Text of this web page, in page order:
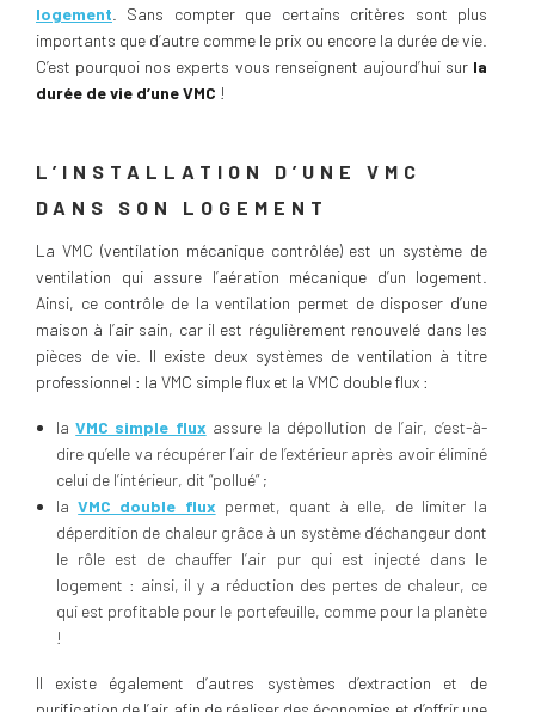
logement . Sans compter que certains critères sont plus
importants que d’autre comme le prix ou encore la durée de vie.
C’est pourquoi nos experts vous renseignent aujourd’hui sur la
durée de vie d’une VMC !
L’INSTALLATION D’UNE VMC
DANS SON LOGEMENT
La VMC (ventilation mécanique contrôlée) est un système de
ventilation qui assure l’aération mécanique d’un logement.
Ainsi, ce contrôle de la ventilation permet de disposer d’une
maison à l’air sain, car il est régulièrement renouvelé dans les
pièces de vie. Il existe deux systèmes de ventilation à titre
professionnel : la VMC simple flux et la VMC double flux :
laVMC simple flux assure la dépollution de l’air, c’est-à-
dire qu’elle va récupérer l’air de l’extérieur après avoir éliminé
celui de l’intérieur, dit “pollué” ;
laVMC double flux permet, quant à elle, de limiter la
déperdition de chaleur grâce à un système d’échangeur dont
le rôle est de chauffer l’air pur qui est injecté dans le
logement : ainsi, il y a réduction des pertes de chaleur, ce
qui est profitable pour le portefeuille, comme pour la planète
!
Il existe également d’autres systèmes d’extraction et de